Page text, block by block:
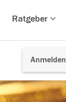
Ratgeber
Anmelden